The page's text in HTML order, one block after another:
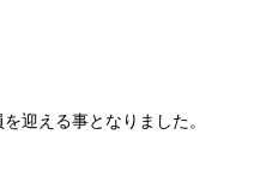
沿革
迎える事となりました。